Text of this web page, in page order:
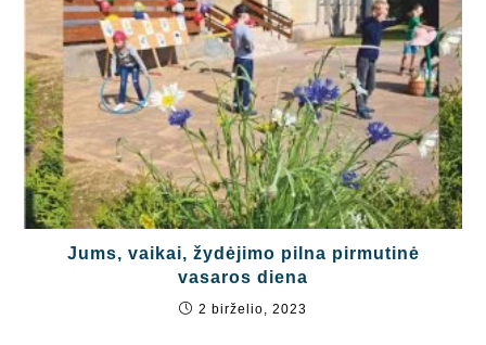
Jums, vaikai, žydėjimo pilna pirmutinė
vasaros diena
2 birželio, 2023